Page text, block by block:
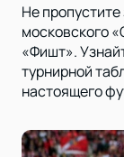
Не
московского
«Фишт».
турнирной
настоящего